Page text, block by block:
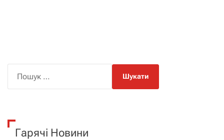
к
Гарячі Новини